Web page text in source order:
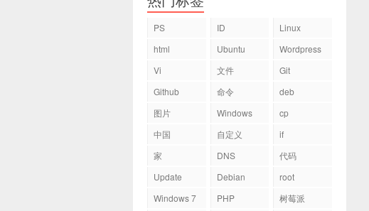
PS ID
Linux
html
Ubuntu
Wordpress
Vi
文件
Git
Github
命令
deb
图片
Windows
cp
中国
自定义
if
家
DNS
代码
Update
Debian
root
Windows 7
PHP 树莓派